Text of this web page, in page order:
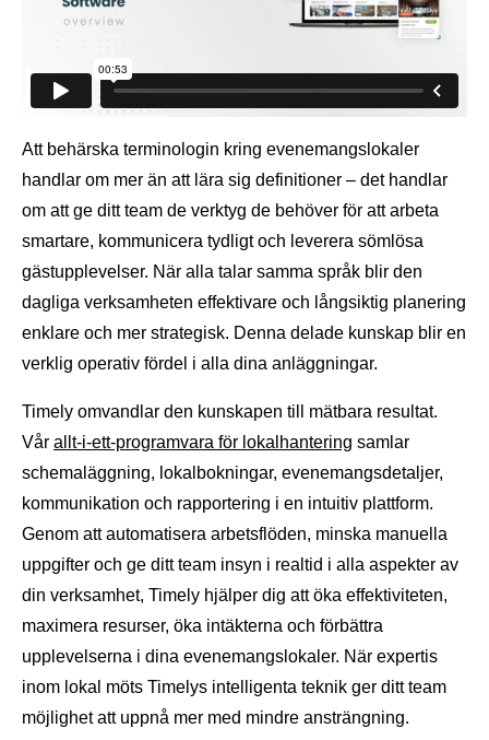
Att behärska terminologin kring evenemangslokaler
handlar om mer än att lära sig definitioner – det handlar
om att ge ditt team de verktyg de behöver för att arbeta
smartare, kommunicera tydligt och leverera sömlösa
gästupplevelser. När alla talar samma språk blir den
dagliga verksamheten effektivare och långsiktig planering
enklare och mer strategisk. Denna delade kunskap blir en
verklig operativ fördel i alla dina anläggningar.
Timely omvandlar den kunskapen till mätbara resultat.
Vår allt-i-ett-programvara för lokalhantering samlar
schemaläggning, lokalbokningar, evenemangsdetaljer,
kommunikation och rapportering i en intuitiv plattform.
Genom att automatisera arbetsflöden, minska manuella
uppgifter och ge ditt team insyn i realtid i alla aspekter av
din verksamhet, Timely hjälper dig att öka effektiviteten,
maximera resurser, öka intäkterna och förbättra
upplevelserna i dina evenemangslokaler. När expertis
inom lokal möts Timelys intelligenta teknik ger ditt team
möjlighet att uppnå mer med mindre ansträngning.